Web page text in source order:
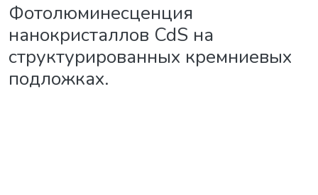
Фотолюминесценция
нанокристаллов CdS на
структурированных кремниевых
подложках.